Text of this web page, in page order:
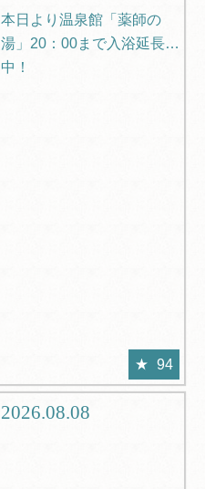
本日より温泉館「薬師の
湯」20：00まで入浴延長
中！
94
2026.08.08